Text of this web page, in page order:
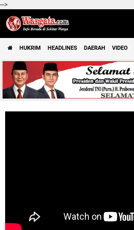
-->
HUKRIM HEADLINES DAERAH VIDEO